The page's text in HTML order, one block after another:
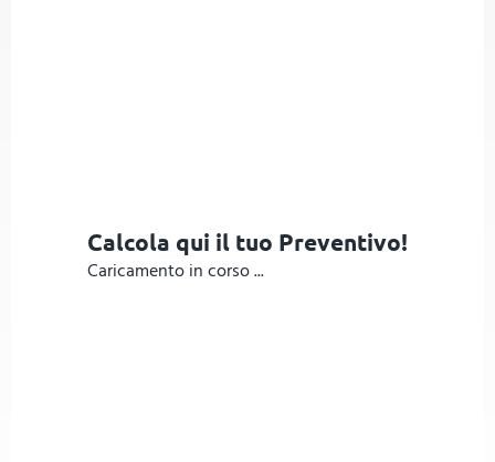
Calcola qui il tuo Preventivo!
Caricamento in corso ...